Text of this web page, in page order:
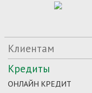
Клиентам
Кредиты
ОНЛАЙН КРЕДИТ